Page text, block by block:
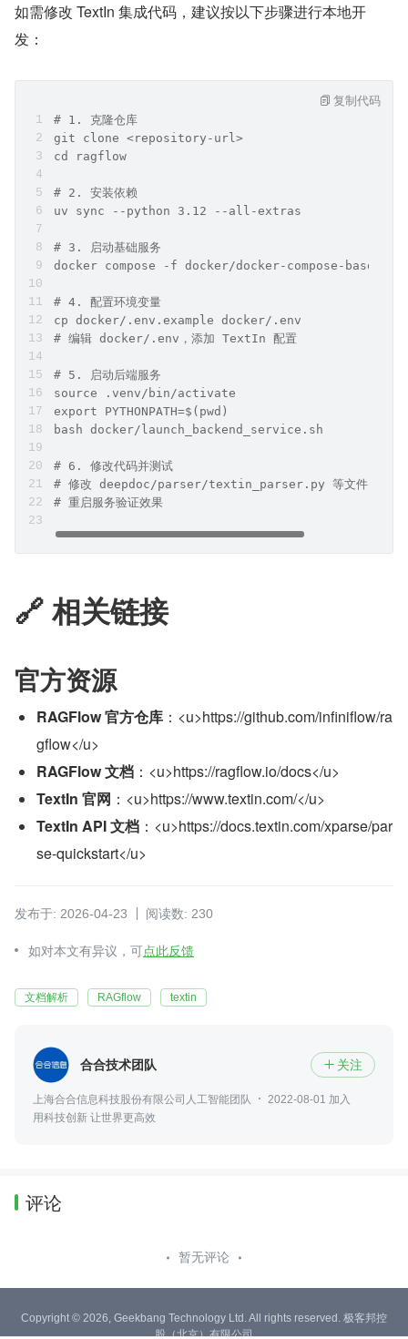
如需修改 TextIn 集成代码，建议按以下步骤进行本地开
发：
# 1. 克隆仓库
git clone <repository-url>
cd ragflow
# 2. 安装依赖
uv sync --python 3.12 --all-extras
# 3. 启动基础服务
docker compose -f docker/docker-compose-
# 4. 配置环境变量
cp docker/.env.example docker/.env
# 编辑 docker/.env，添加 TextIn 配置
# 5. 启动后端服务
source .venv/bin/activate
export PYTHONPATH=$(pwd)
bash docker/launch_backend_service.sh
# 6. 修改代码并测试
# 修改 deepdoc/parser/textin_parser.py 等文件
# 重启服务验证效果
复制代码
🔗 相关链接
官方资源
RAGFlow 官方仓库 ​：<u>https://github.com/infiniflow/ra
gflow</u>
RAGFlow 文档 ​：<u>https://ragflow.io/docs</u>
TextIn 官网 ​：<u>https://www.textin.com/</u>
TextIn API 文档 ​：<u>https://docs.textin.com/xparse/par
se-quickstart</u>
发布于: 2026-04-23 阅读数: 230
如对本文有异议，可点此反馈
文档解析 RAGflow textin
合合技术团队  关注
上海合合信息科技股份有限公司人工智能团队
2022-08-01 加入
用科技创新 让世界更高效
评论
暂无评论
Copyright © 2026, Geekbang Technology Ltd. All rights reserved. 极客邦控
股（北京）有限公司